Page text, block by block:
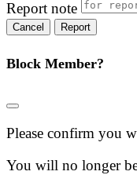
Report note
Report
Block Member?
Please confirm you
You will no longer